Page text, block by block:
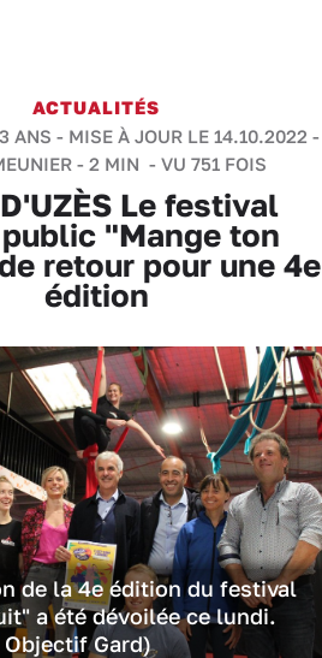
ACTUALITÉS
ANS - MISE À JOUR LE 14.10.2022 -
- 2 MIN - VU 751 FOIS
D'UZÈS Le festival
"Mange ton
retour pour une 4e
édition
de la 4e édition du festival
a été dévoilée ce lundi.
Gard)